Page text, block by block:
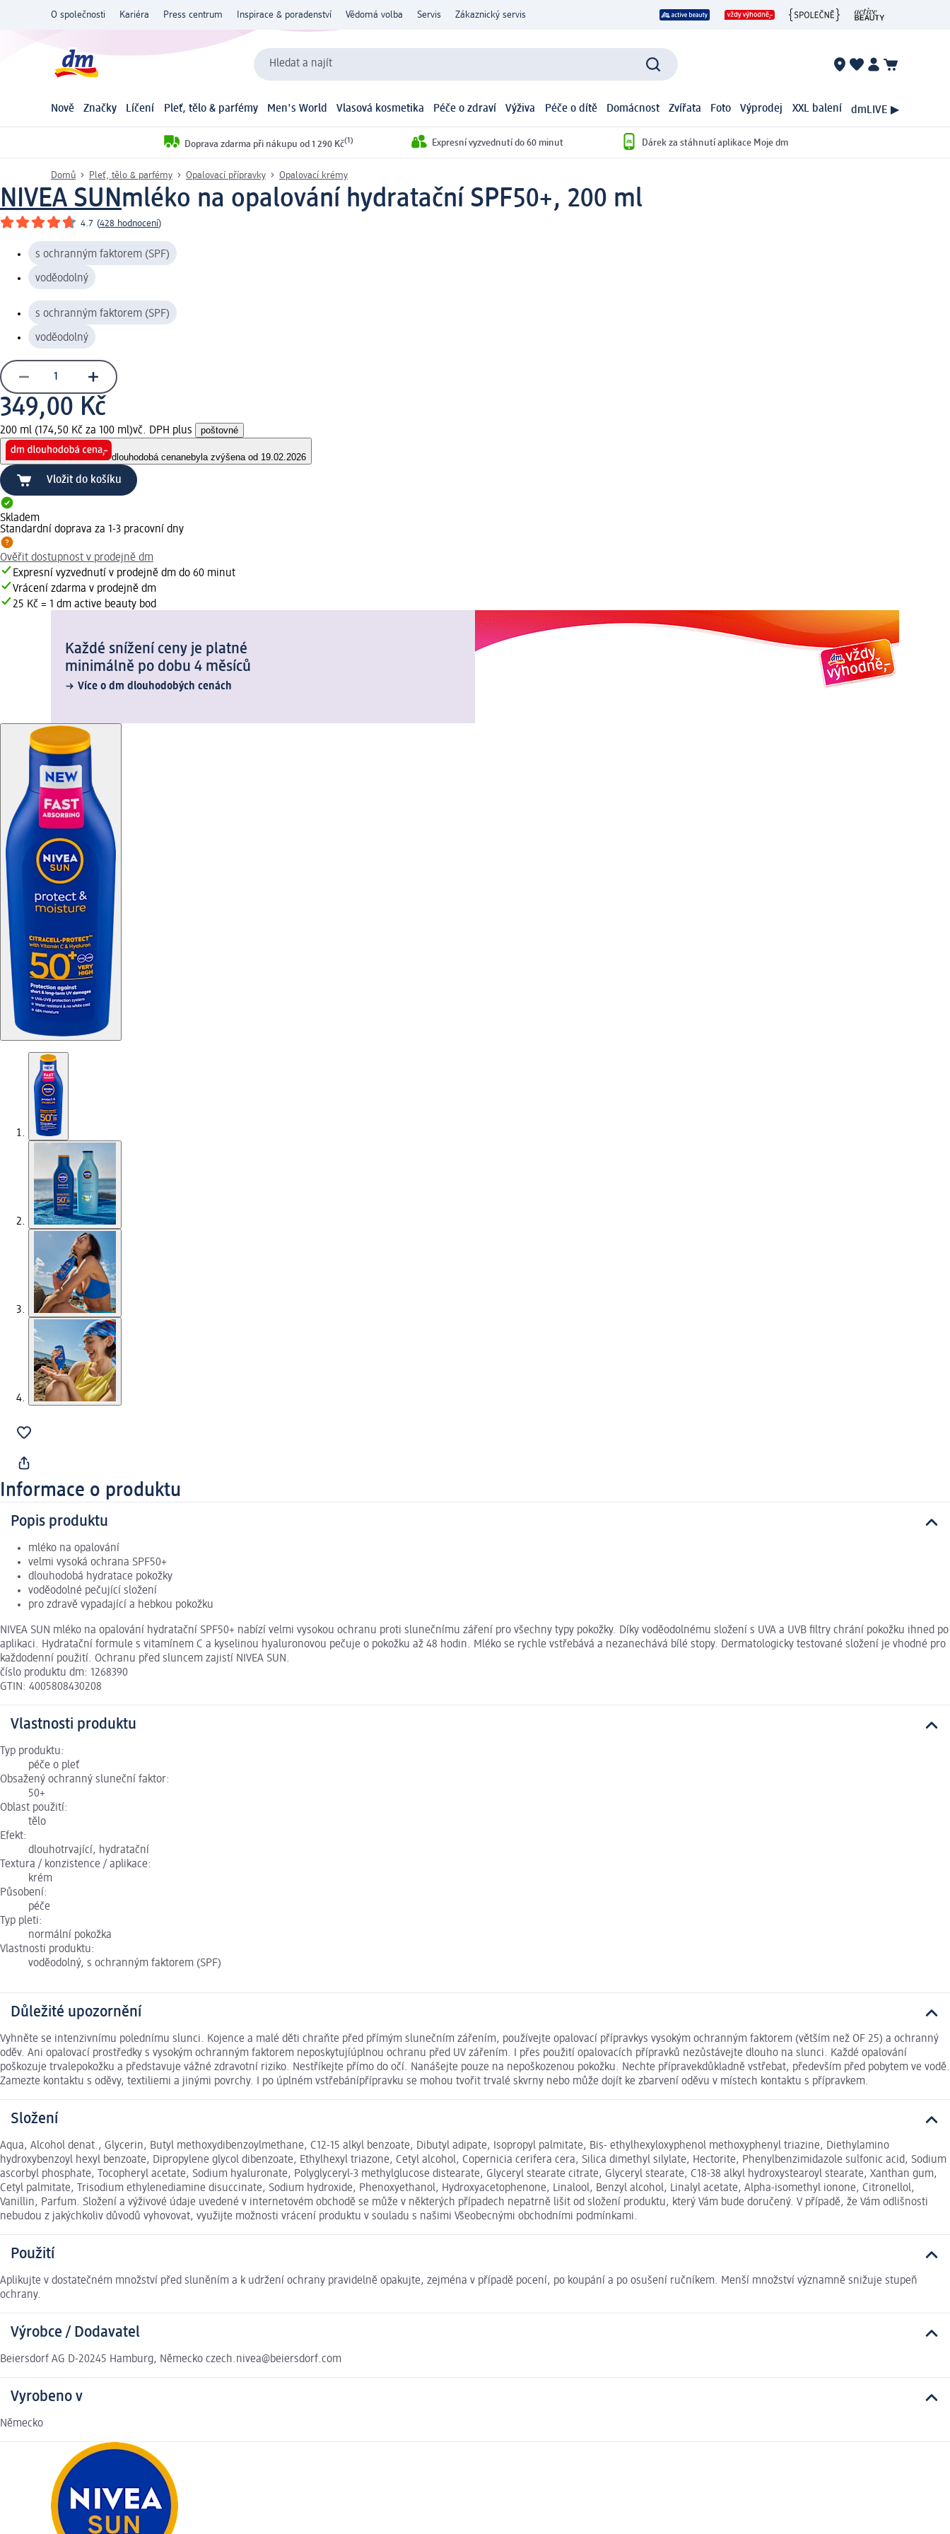
O společnosti Kariéra Press centrum Inspirace & poradenství Vědomá volba Servis Zákaznický servis
Hledat a najít
Nově Značky Líčení Pleť, tělo & parfémy Men's World Vlasová kosmetika Péče o zdraví Výživa Péče o dítě Domácnost Zvířata Foto Výprodej XXL balení dmLIVE ▶
Doprava zdarma při nákupu od 1 290 Kč(1) Expresní vyzvednutí do 60 minut Dárek za stáhnutí aplikace Moje dm
Domů Pleť, tělo & parfémy Opalovací přípravky Opalovací krémy
NIVEA SUNmléko na opalování hydratační SPF50+, 200 ml
4.7 (428 hodnocení)
s ochranným faktorem (SPF)
voděodolný
s ochranným faktorem (SPF)
voděodolný
349,00 Kč
200 ml (174,50 Kč za 100 ml)vč. DPH plus poštovné
dlouhodobá cenanebyla zvýšena od 19.02.2026
Vložit do košíku
Skladem
Standardní doprava za 1-3 pracovní dny
Ověřit dostupnost v prodejně dm
Expresní vyzvednutí v prodejně dm do 60 minut
Vrácení zdarma v prodejně dm
25 Kč = 1 dm active beauty bod
Každé snížení ceny je platné
minimálně po dobu 4 měsíců
Více o dm dlouhodobých cenách
Informace o produktu
Popis produktu
mléko na opalování
velmi vysoká ochrana SPF50+
dlouhodobá hydratace pokožky
voděodolné pečující složení
pro zdravě vypadající a hebkou pokožku
NIVEA SUN mléko na opalování hydratační SPF50+ nabízí velmi vysokou ochranu proti slunečnímu záření pro všechny typy pokožky. Díky voděodolnému složení s UVA a UVB filtry chrání pokožku ihned po
aplikaci. Hydratační formule s vitamínem C a kyselinou hyaluronovou pečuje o pokožku až 48 hodin. Mléko se rychle vstřebává a nezanechává bílé stopy. Dermatologicky testované složení je vhodné pro
každodenní použití. Ochranu před sluncem zajistí NIVEA SUN.
číslo produktu dm: 1268390
GTIN: 4005808430208
Vlastnosti produktu
Typ produktu:
péče o pleť
Obsažený ochranný sluneční faktor:
50+
Oblast použití:
tělo
Efekt:
dlouhotrvající, hydratační
Textura / konzistence / aplikace:
krém
Působení:
péče
Typ pleti:
normální pokožka
Vlastnosti produktu:
voděodolný, s ochranným faktorem (SPF)
Důležité upozornění
Vyhněte se intenzivnímu polednímu slunci. Kojence a malé děti chraňte před přímým slunečním zářením, používejte opalovací přípravkys vysokým ochranným faktorem (větším než OF 25) a ochranný
oděv. Ani opalovací prostředky s vysokým ochranným faktorem neposkytujíúplnou ochranu před UV zářením. I přes použití opalovacích přípravků nezůstávejte dlouho na slunci. Každé opalování
poškozuje trvalepokožku a představuje vážné zdravotní riziko. Nestříkejte přímo do očí. Nanášejte pouze na nepoškozenou pokožku. Nechte přípravekdůkladně vstřebat, především před pobytem ve vodě.
Zamezte kontaktu s oděvy, textiliemi a jinými povrchy. I po úplném vstřebánípřípravku se mohou tvořit trvalé skvrny nebo může dojít ke zbarvení oděvu v místech kontaktu s přípravkem.
Složení
Aqua, Alcohol denat., Glycerin, Butyl methoxydibenzoylmethane, C12-15 alkyl benzoate, Dibutyl adipate, Isopropyl palmitate, Bis- ethylhexyloxyphenol methoxyphenyl triazine, Diethylamino
hydroxybenzoyl hexyl benzoate, Dipropylene glycol dibenzoate, Ethylhexyl triazone, Cetyl alcohol, Copernicia cerifera cera, Silica dimethyl silylate, Hectorite, Phenylbenzimidazole sulfonic acid, Sodium
ascorbyl phosphate, Tocopheryl acetate, Sodium hyaluronate, Polyglyceryl-3 methylglucose distearate, Glyceryl stearate citrate, Glyceryl stearate, C18-38 alkyl hydroxystearoyl stearate, Xanthan gum,
Cetyl palmitate, Trisodium ethylenediamine disuccinate, Sodium hydroxide, Phenoxyethanol, Hydroxyacetophenone, Linalool, Benzyl alcohol, Linalyl acetate, Alpha-isomethyl ionone, Citronellol,
Vanillin, Parfum. Složení a výživové údaje uvedené v internetovém obchodě se může v některých případech nepatrně lišit od složení produktu, který Vám bude doručený. V případě, že Vám odlišnosti
nebudou z jakýchkoliv důvodů vyhovovat, využijte možnosti vrácení produktu v souladu s našimi Všeobecnými obchodními podmínkami.
Použití
Aplikujte v dostatečném množství před sluněním a k udržení ochrany pravidelně opakujte, zejména v případě pocení, po koupání a po osušení ručníkem. Menší množství významně snižuje stupeň
ochrany.
Výrobce / Dodavatel
Beiersdorf AG D-20245 Hamburg, Německo czech.nivea@beiersdorf.com
Vyrobeno v
Německo